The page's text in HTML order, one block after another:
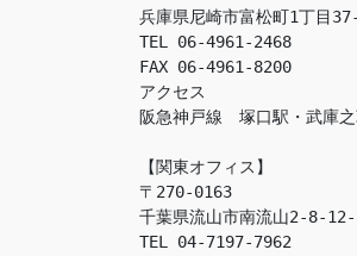
兵庫県尼崎市富松町1丁目
TEL 06-4961-2468
FAX 06-4961-8200
アクセス
阪急神戸線　塚口駅・武庫
【関東オフィス】
〒270-0163
千葉県流山市南流山2-8-12-
TEL 04-7197-7962